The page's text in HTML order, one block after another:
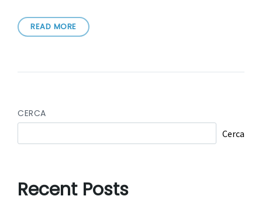
READ MORE
CERCA
Cerca
Recent Posts